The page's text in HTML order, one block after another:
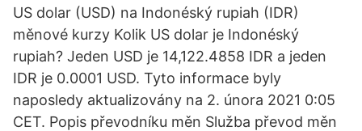
US dolar (USD) na Indonéský rupiah (IDR)
měnové kurzy Kolik US dolar je Indonéský
rupiah? Jeden USD je 14,122.4858 IDR a jeden
IDR je 0.0001 USD. Tyto informace byly
naposledy aktualizovány na 2. února 2021 0:05
CET. Popis převodníku měn Služba převod měn